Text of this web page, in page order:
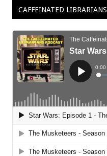
CAFFEINATED LIBRARIANS